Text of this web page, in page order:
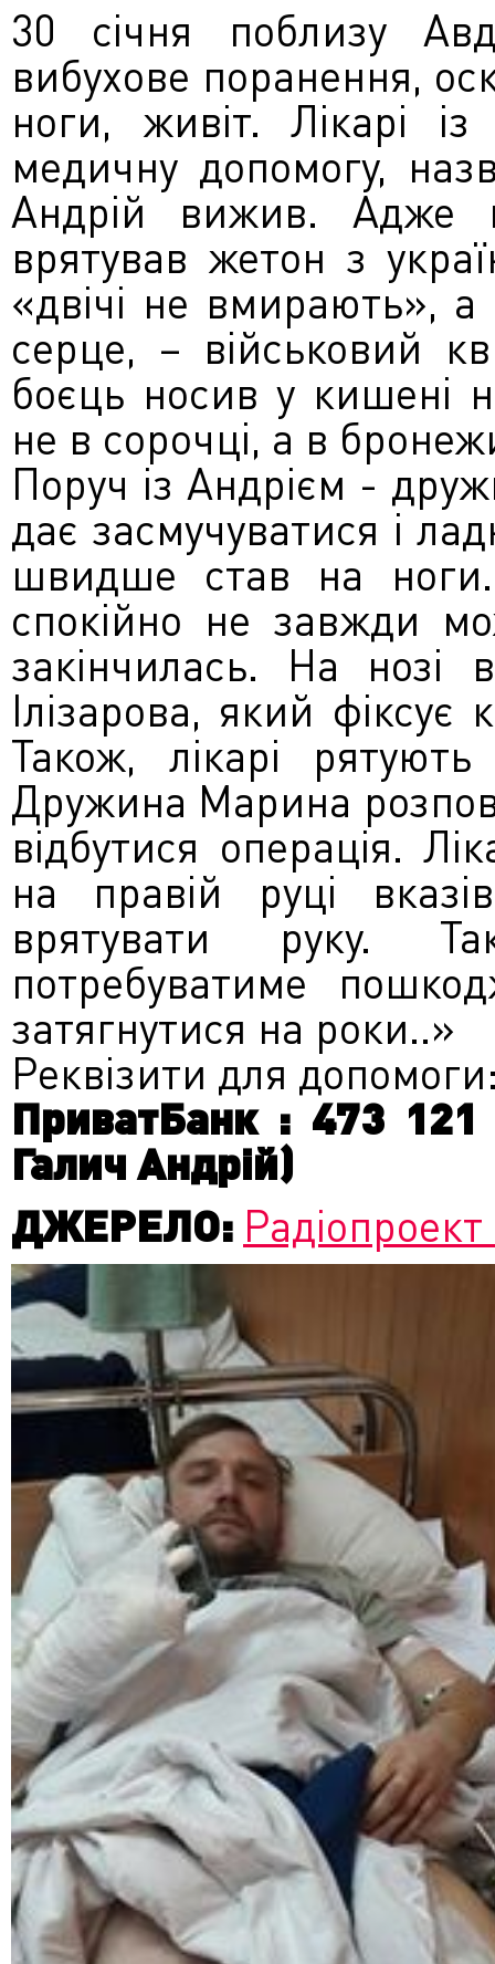
30 січня поблизу
вибухове поранення,
ноги, живіт. Лікарі
медичну допомогу,
Андрій вижив. Адже
врятував жетон з
«двічі не вмирають»,
серце, – військовий
боєць носив у кишені
не в сорочці, а в
Поруч із Андрієм -
дає засмучуватися і
швидше став на
спокійно не завжди
закінчилась. На нозі
Ілізарова, який
Також, лікарі
Дружина Марина
відбутися операція.
на правій руці
врятувати руку.
потребуватиме
затягнутися на роки..»
Реквізити для
ПриватБанк : 473
Галич Андрій)
ДЖЕРЕЛО: